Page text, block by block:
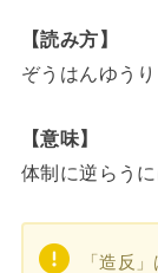
【読み方】
ぞうはんゆうり
【意味】
体制に逆らう
「造反